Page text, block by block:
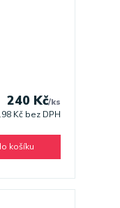
240 Kč/ks
Kč bez DPH
košíku